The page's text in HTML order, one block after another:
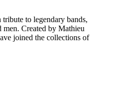
to legendary bands,
men. Created by Mathieu
joined the collections of